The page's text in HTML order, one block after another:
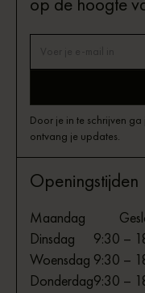
Door je in te schrijven
ontvang je updates.
Openingstijden
Maandag
Dinsdag
9:30 –
Woensdag 9:30 –
Donderdag9:30 –